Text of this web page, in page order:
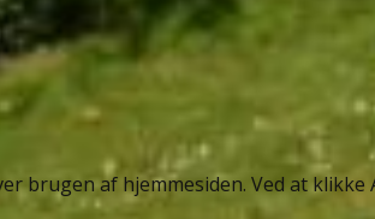
af hjemmesiden. Ved at klikke